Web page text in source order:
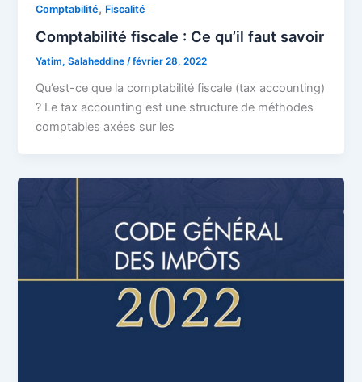
Comptabilité, Fiscalité
Comptabilité fiscale : Ce qu’il faut savoir
Yatim, Salaheddine/février 28, 2022
Qu’est-ce que la comptabilité fiscale (tax accounting)
? Le tax accounting est une structure de méthodes
comptables axées sur les